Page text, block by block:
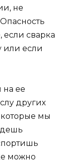
не
если сварка
или если
на ее
других
мы
можно